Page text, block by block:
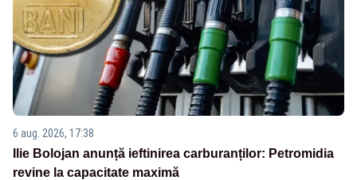
6 aug. 2026, 17:38
Ilie Bolojan anunță ieftinirea carburanților: Petromidia
revine la capacitate maximă